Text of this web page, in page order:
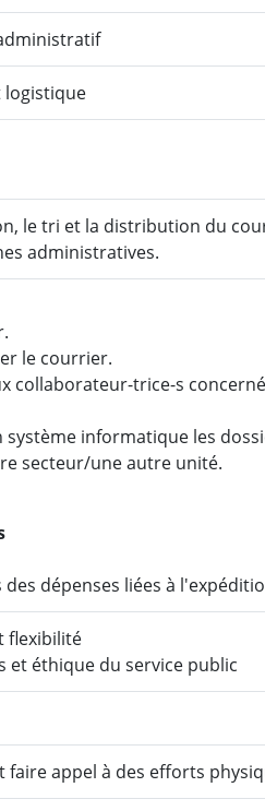
le tri et la distribution du
administratives.
le courrier.
collaborateur-trice-s
système informatique les
secteur/une autre unité.
dépenses liées à
flexibilité
et éthique du service public
appel à des efforts